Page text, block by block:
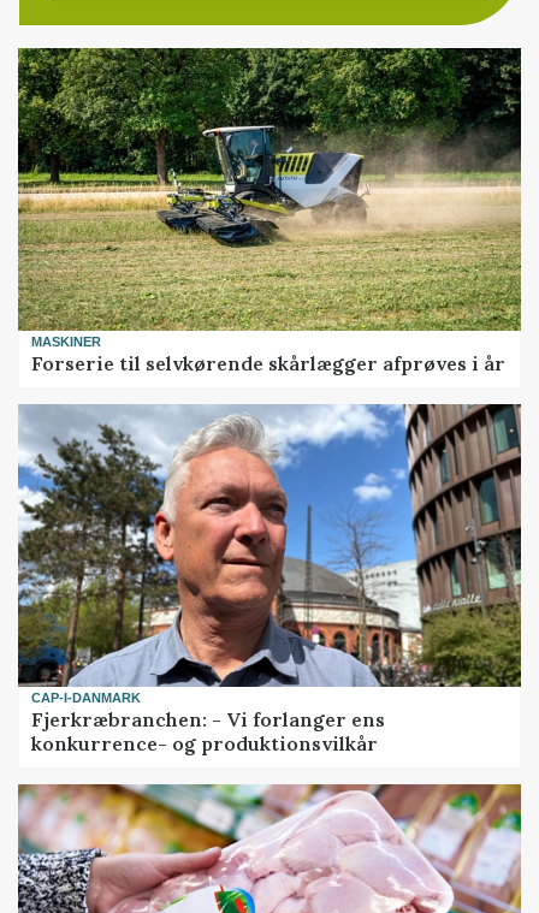
MASKINER
Forserie til selvkørende skårlægger afprøves i år
CAP-I-DANMARK
Fjerkræbranchen: - Vi forlanger ens
konkurrence- og produktionsvilkår